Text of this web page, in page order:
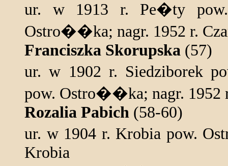
ur. w 1913 r. Pe�ty
Ostro��ka; nagr. 1952 r.
Franciszka Skorupska (57)
ur. w 1902 r. Siedziborek
pow. Ostro��ka; nagr. 1952
Rozalia Pabich (58-60)
ur. w 1904 r. Krobia pow.
Krobia